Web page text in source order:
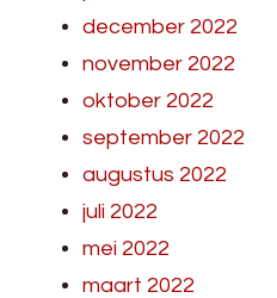
december 2022
november 2022
oktober 2022
september 2022
augustus 2022
juli 2022
mei 2022
maart 2022